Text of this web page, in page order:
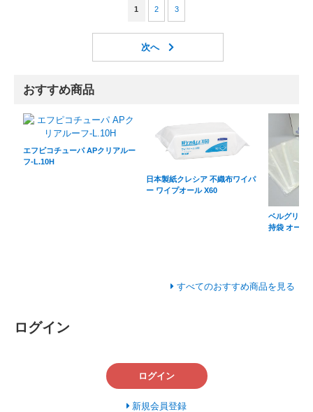
1 2 3
おすすめ商品
エフピコチューパ APクリアルー
フ-L.10H
日本製紙クレシア 不織布ワイパ
ー ワイプオール X60
ベルグリー
持袋 オーラ
すべてのおすすめ商品を見る
ログイン
ログイン
新規会員登録